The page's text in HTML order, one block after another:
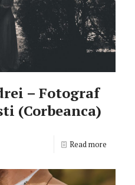
– Fotograf
(Corbeanca)
Read more